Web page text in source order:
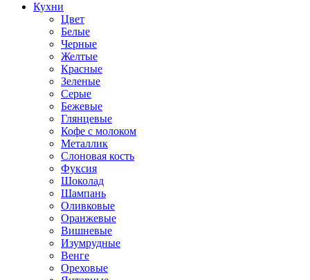
Кухни
Цвет
Белые
Черные
Желтые
Красные
Зеленые
Серые
Бежевые
Глянцевые
Кофе с молоком
Металлик
Слоновая кость
Фуксия
Шоколад
Шампань
Оливковые
Оранжевые
Вишневые
Изумрудные
Венге
Ореховые